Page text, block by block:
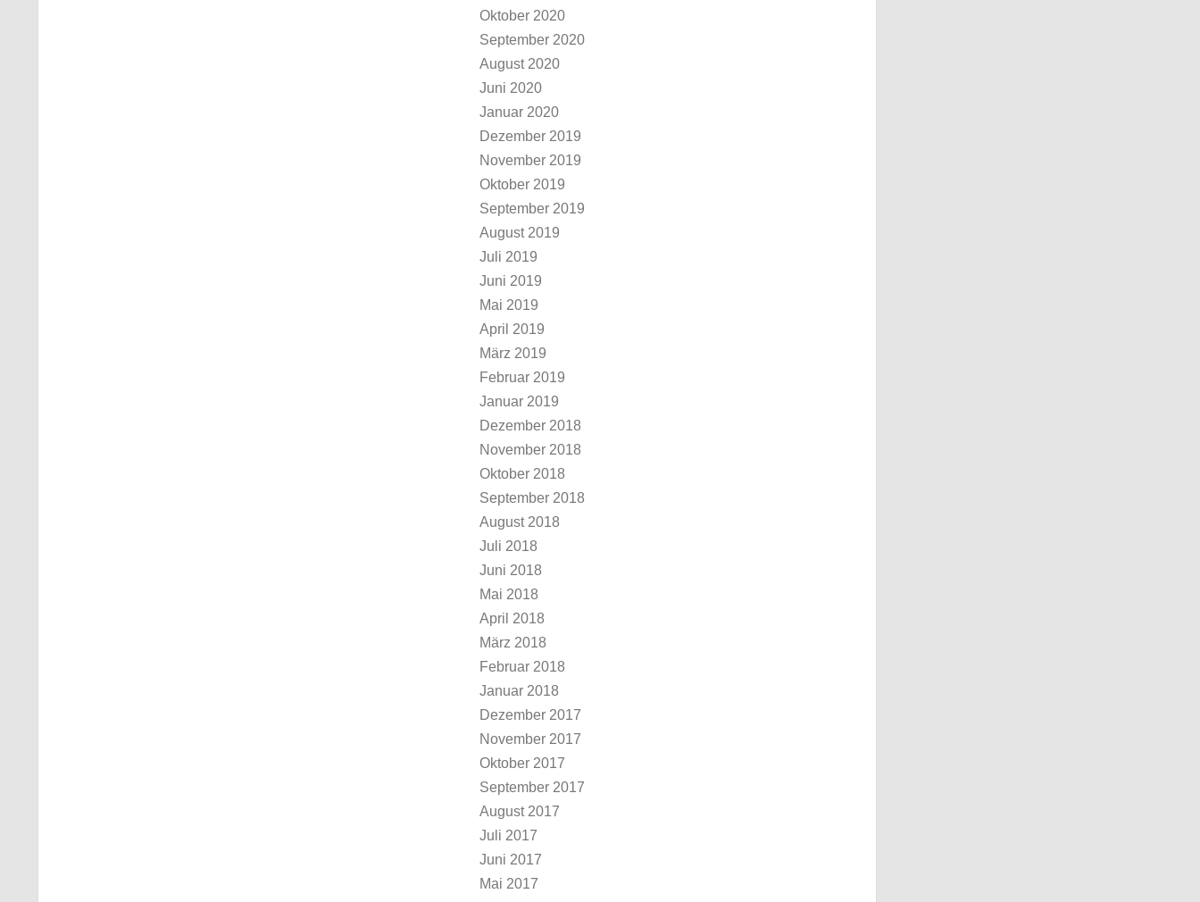
Oktober 2020
September 2020
August 2020
Juni 2020
Januar 2020
Dezember 2019
November 2019
Oktober 2019
September 2019
August 2019
Juli 2019
Juni 2019
Mai 2019
April 2019
März 2019
Februar 2019
Januar 2019
Dezember 2018
November 2018
Oktober 2018
September 2018
August 2018
Juli 2018
Juni 2018
Mai 2018
April 2018
März 2018
Februar 2018
Januar 2018
Dezember 2017
November 2017
Oktober 2017
September 2017
August 2017
Juli 2017
Juni 2017
Mai 2017